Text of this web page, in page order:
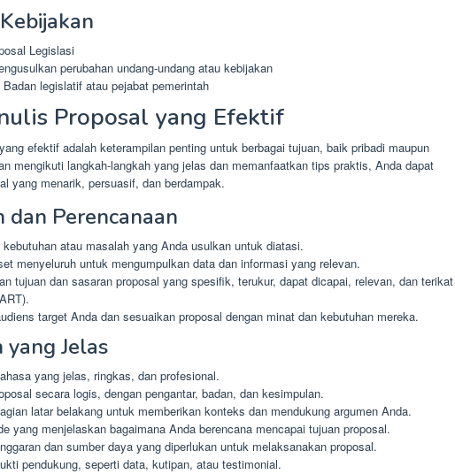
Legislasi
perubahan undang-undang atau kebijakan
Badan legislatif atau pejabat pemerintah
Proposal yang Efektif
efektif adalah keterampilan penting untuk berbagai tujuan, baik pribadi maupun
mengikuti langkah-langkah yang jelas dan memanfaatkan tips praktis, Anda dapat
yang menarik, persuasif, dan berdampak.
dan Perencanaan
atau masalah yang Anda usulkan untuk diatasi.
menyeluruh untuk mengumpulkan data dan informasi yang relevan.
tujuan dan sasaran proposal yang spesifik, terukur, dapat dicapai, relevan, dan terikat
target Anda dan sesuaikan proposal dengan minat dan kebutuhan mereka.
yang Jelas
yang jelas, ringkas, dan profesional.
secara logis, dengan pengantar, badan, dan kesimpulan.
latar belakang untuk memberikan konteks dan mendukung argumen Anda.
yang menjelaskan bagaimana Anda berencana mencapai tujuan proposal.
dan sumber daya yang diperlukan untuk melaksanakan proposal.
pendukung, seperti data, kutipan, atau testimonial.